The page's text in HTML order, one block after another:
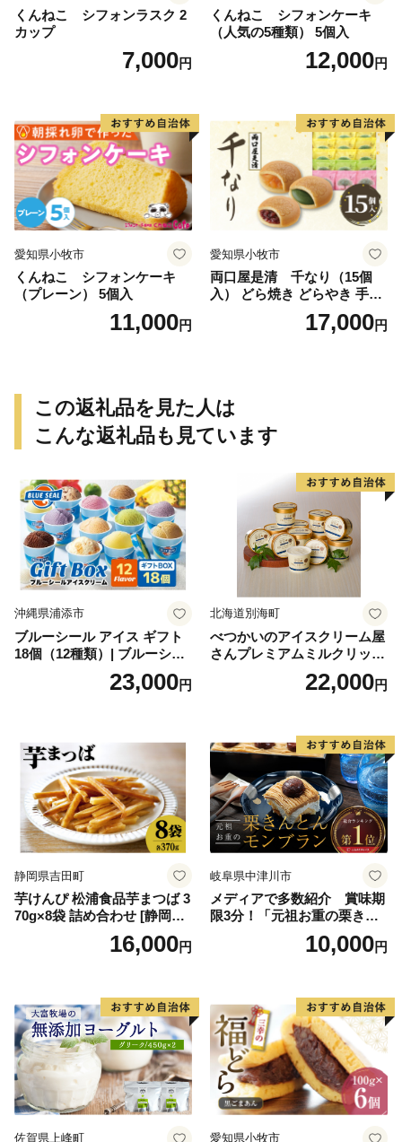
くんねこ シフォンラスク 2
カップ
7,000円
くんねこ シフォンケーキ
（人気の5種類） 5個入
12,000円
愛知県小牧市
くんねこ シフォンケーキ
（プレーン） 5個入
11,000円
愛知県小牧市
両口屋是清 千なり（15個
入） どら焼き どらやき 手土
産 お土産 土産 丹波大納言小
豆 抹茶 林檎 りんご 慶事 お
17,000円
この返礼品を見た人は
こんな返礼品も見ています
沖縄県浦添市
ブルーシール アイス ギフト
18個（12種類）| ブルーシー
ルアイス ブルーシールアイ
スクリーム 着日指定可能 送
誕生日 カップ 詰め合わせ バ
ラエティ | バニラ チョコレー
ト ストロベリー ピスタチオ
バニラ＆クッキー ウベ 沖縄
紅イモ 塩ちんすこう 沖縄シ
ークヮーサー 沖縄黒糖 琉球
ロイヤルミルクティ 沖縄パ
イン
23,000円
北海道別海町
べつかいのアイスクリーム屋
さんプレミアムミルクリッチ
12個（AP-01）（ 北海道アイ
ス 北海道産アイス アイス ア
道産アイス 道産アイスクリ
ーム ギフト 詰合せ 詰め合わ
せ ふるさと納税 ）
22,000円
静岡県吉田町
芋けんぴ 松浦食品芋まつば 3
70g×8袋 詰め合わせ [静岡伊
勢丹(松浦食品) 静岡県 吉田町
22424274] 芋ケンピ セット
16,000円
岐阜県中津川市
メディアで多数紹介 賞味期
限3分！「元祖お重の栗きん
とんモンブラン」 【未来の
ご褒美】スイーツ 栗 モンブ
子 菓子 F4N-2298
10,000円
佐賀県上峰町 愛知県小牧市